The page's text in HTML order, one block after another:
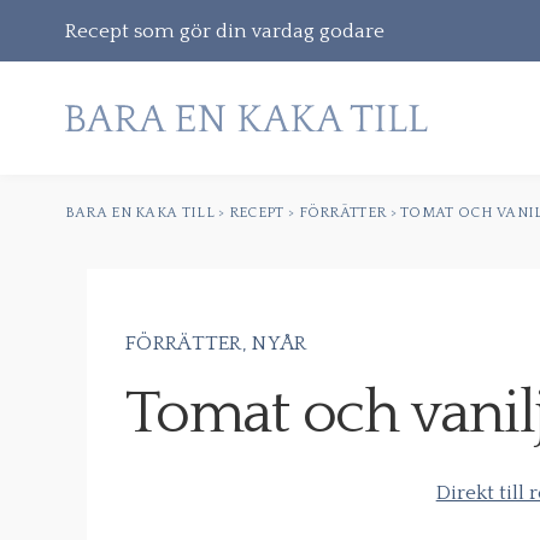
Recept som gör din vardag godare
Gå
Sök
efter:
BARA EN KAKA TILL> RECEPT > FÖRRÄTTER>TOMAT OCH
FÖRRÄTTER NYÅR
Tomat och
Direkt till